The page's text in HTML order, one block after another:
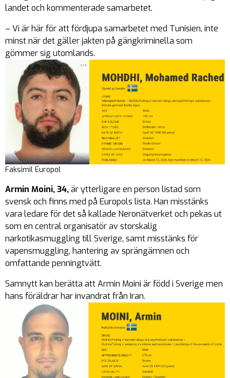
landet och kommenterade samarbetet.
– Vi är här för att fördjupa samarbetet med Tunisien, inte
minst när det gäller jakten på gängkriminella som
gömmer sig utomlands.
Faksimil Europol
Armin Moini, 34,är ytterligare en person listad som
svensk och finns med på Europols lista. Han misstänks
vara ledare för det så kallade Neronätverket och pekas ut
som en central organisatör av storskalig
narkotikasmuggling till Sverige, samt misstänks för
vapensmuggling, hantering av sprängämnen och
omfattande penningtvätt.
Samnytt kan berätta att Armin Moini är född i Sverige men
hans föräldrar har invandrat från Iran.